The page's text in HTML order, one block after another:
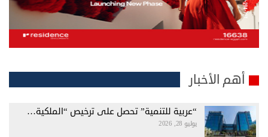
أهم الأخبار
“عربية للتنمية” تحصل على ترخيص “الملكية…
يوليو 28, 2026